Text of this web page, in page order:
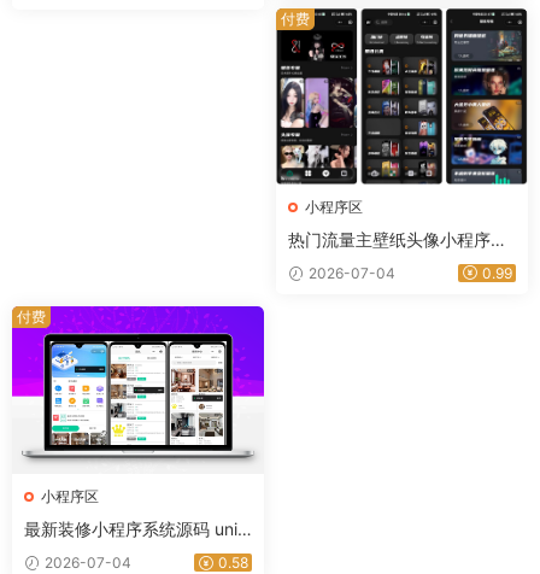
小程序区
热门流量主壁纸头像小程序源
码 最火小程序源码副业小程序
2026-07-04 0.99
付费
小程序区
最新装修小程序系统源码 unia
pp 全开源
2026-07-04 0.58
付费